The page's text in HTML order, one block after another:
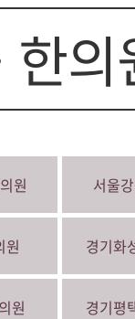
의
원 서울
원 경기화
원 경기평